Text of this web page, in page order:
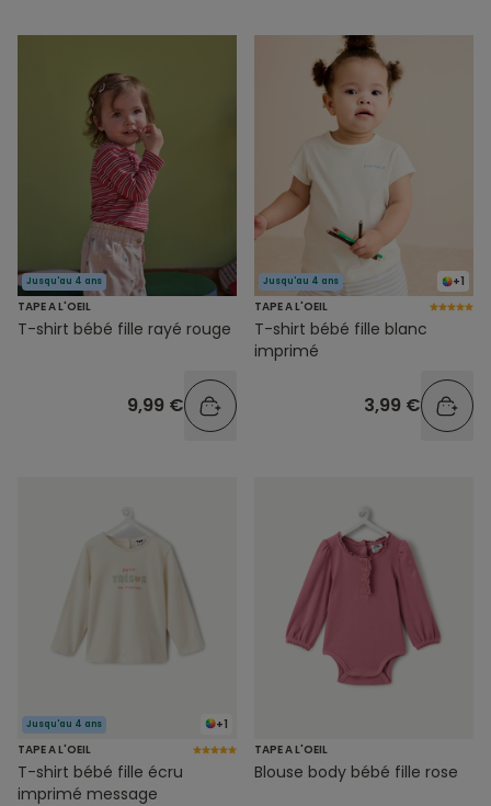
Jusqu'au 4 ans
TAPE A L'OEIL
T-shirt bébé fille rayé rouge
9,99 €
+1
Jusqu'au 4 ans
TAPE A L'OEIL
T-shirt bébé fille blanc
imprimé
3,99 €
+1
Jusqu'au 4 ans
TAPE A L'OEIL
T-shirt bébé fille écru
imprimé message
TAPE A L'OEIL
Blouse body bébé fille rose